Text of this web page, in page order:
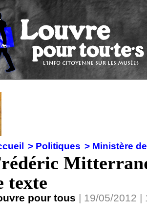
> Politiques > Ministère
texte
pour tous | 19/05/2012 |